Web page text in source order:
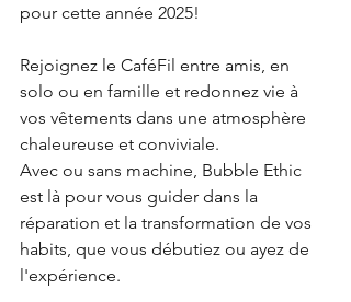
pour cette année 2025!
Rejoignez le CaféFil entre amis, en
solo ou en famille et redonnez vie à
vos vêtements dans une atmosphère
chaleureuse et conviviale.
Avec ou sans machine, Bubble Ethic
est là pour vous guider dans la
réparation et la transformation de vos
habits, que vous débutiez ou ayez de
l'expérience.